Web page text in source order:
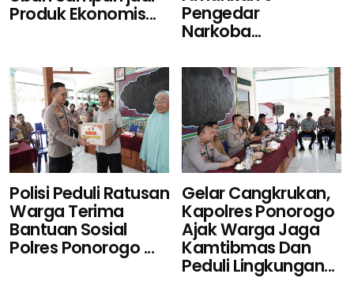
Produk Ekonomis... Pengedar
Narkoba...
Polisi Peduli Ratusan
Warga Terima
Bantuan Sosial
Polres Ponorogo ...
Gelar Cangkrukan,
Kapolres Ponorogo
Ajak Warga Jaga
Kamtibmas Dan
Peduli Lingkungan...